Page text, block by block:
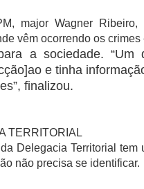
major Wagner
vêm ocorrendo os
a sociedade.
e tinha
finalizou.
TERRITORIAL
Delegacia Territorial
não precisa se identificar.